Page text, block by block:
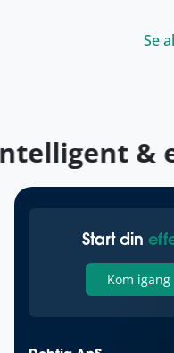
Se
&
Start din
Kom igang